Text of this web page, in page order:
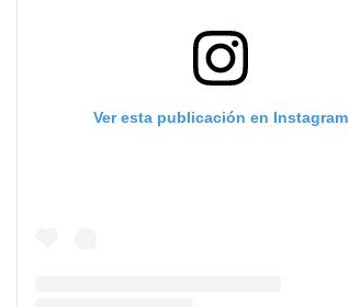
Ver esta publicación en Instagram